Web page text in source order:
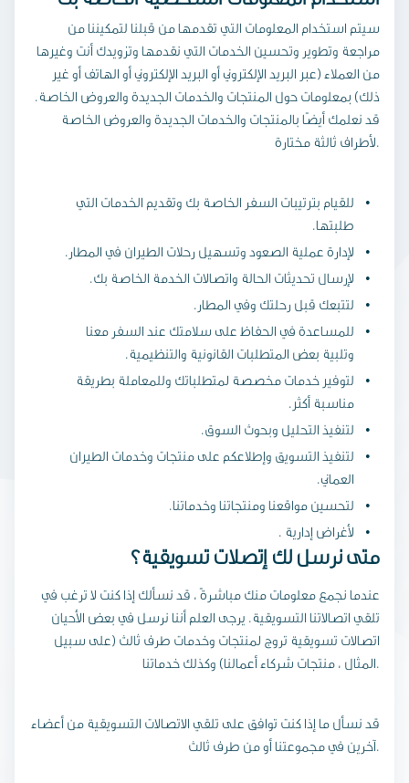
سيتم استخدام المعلومات التي تقدمها من قبلنا لتمكيننا من
مراجعة وتطوير وتحسين الخدمات التي نقدمها وتزويدك أنت وغيرها
من العملاء (عبر البريد الإلكتروني أو البريد الإلكتروني أو الهاتف أو غير
ذلك) بمعلومات حول المنتجات والخدمات الجديدة والعروض الخاصة.
قد نعلمك أيضًا بالمنتجات والخدمات الجديدة والعروض الخاصة
لأطراف ثالثة مختارة.
للقيام بترتيبات السفر الخاصة بك وتقديم الخدمات التي
طلبتها.
لإدارة عملية الصعود وتسهيل رحلات الطيران في المطار.
لإرسال تحديثات الحالة واتصالات الخدمة الخاصة بك.
لتتبعك قبل رحلتك وفي المطار.
للمساعدة في الحفاظ على سلامتك عند السفر معنا
وتلبية بعض المتطلبات القانونية والتنظيمية.
لتوفير خدمات مخصصة لمتطلباتك وللمعاملة بطريقة
مناسبة أكثر.
لتنفيذ التحليل وبحوث السوق.
لتنفيذ التسويق وإطلاعكم على منتجات وخدمات الطيران
العماني.
لتحسين مواقعنا ومنتجاتنا وخدماتنا.
لأغراض إدارية .
متى نرسل لك إتصلات تسويقية؟
عندما نجمع معلومات منك مباشرةً ، قد نسألك إذا كنت لا ترغب في
تلقي اتصالاتنا التسويقية. يرجى العلم أننا نرسل في بعض الأحيان
اتصالات تسويقية تروج لمنتجات وخدمات طرف ثالث (على سبيل
المثال ، منتجات شركاء أعمالنا) وكذلك خدماتنا.
قد نسأل ما إذا كنت توافق على تلقي الاتصالات التسويقية من أعضاء
آخرين في مجموعتنا أو من طرف ثالث.